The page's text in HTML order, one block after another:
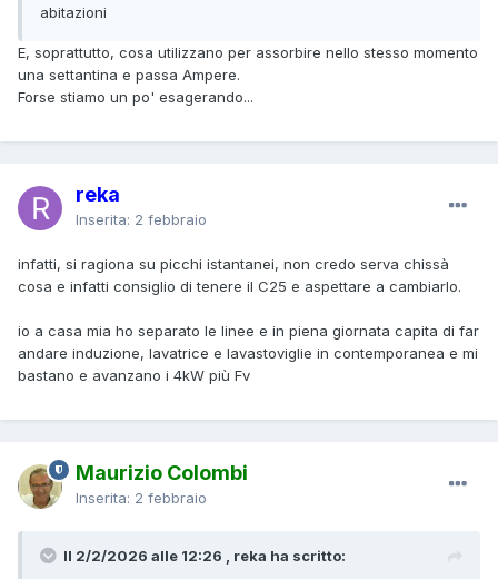
abitazioni
E, soprattutto, cosa utilizzano per assorbire nello stesso momento
una settantina e passa Ampere.
Forse stiamo un po' esagerando...
reka
Inserita: 2 febbraio
infatti, si ragiona su picchi istantanei, non credo serva chissà
cosa e infatti consiglio di tenere il C25 e aspettare a cambiarlo.
io a casa mia ho separato le linee e in piena giornata capita di far
andare induzione, lavatrice e lavastoviglie in contemporanea e mi
bastano e avanzano i 4kW più Fv
Maurizio Colombi
Inserita: 2 febbraio
Il 2/2/2026 alle 12:26 , reka ha scritto: